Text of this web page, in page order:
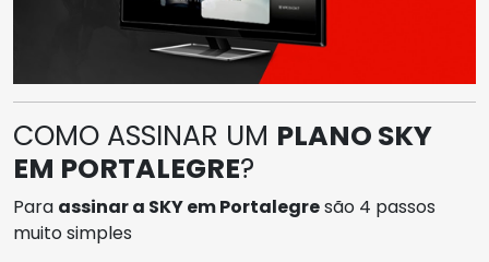
COMO ASSINAR UM PLANO SKY
EM PORTALEGRE?
Para assinar a SKY em Portalegresão 4 passos
muito simples